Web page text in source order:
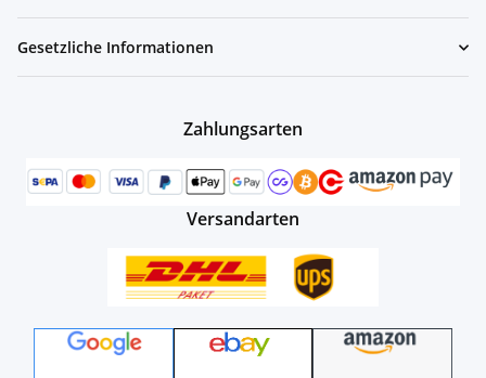
Gesetzliche Informationen
Zahlungsarten
Versandarten